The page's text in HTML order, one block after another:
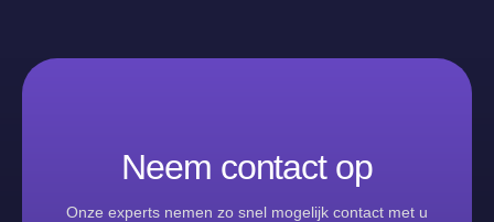
Neem contact op
Onze experts nemen zo snel mogelijk contact met u